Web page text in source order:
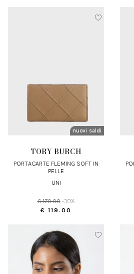
nuovi arrivi
saldi
TORY BURCH
PORTACARTE FLEMING SOFT IN
PELLE
UNI
€ 170.00 -30%
€ 119.00
PORTACARTE FLEMING SOFT IN